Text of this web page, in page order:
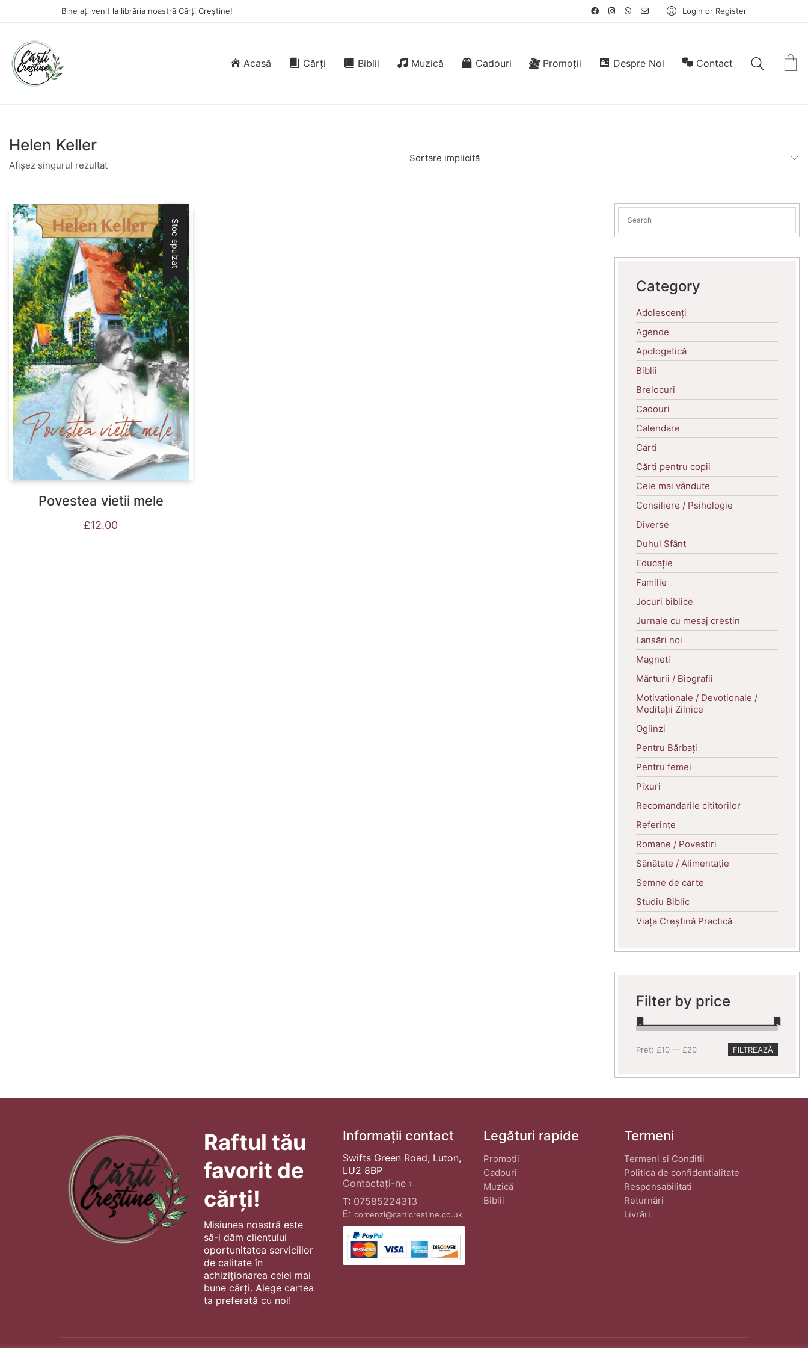
Bine ați venit la librăria noastră Cărți Creștine! Login or Register
Acasă Cărți Biblii Muzică Cadouri Promoții Despre Noi Contact
Helen Keller
Afișez singurul rezultat
Sortare implicită
Stoc epuizat
Povestea vietii mele
£12.00
Category
Adolescenți
Agende
Apologetică
Biblii
Brelocuri
Cadouri
Calendare
Carti
Cărți pentru copii
Cele mai vândute
Consiliere / Psihologie
Diverse
Duhul Sfânt
Educație
Familie
Jocuri biblice
Jurnale cu mesaj crestin
Lansări noi
Magneti
Mărturii / Biografii
Motivationale / Devotionale /
Meditații Zilnice
Oglinzi
Pentru Bărbați
Pentru femei
Pixuri
Recomandarile cititorilor
Referințe
Romane / Povestiri
Sănătate / Alimentație
Semne de carte
Studiu Biblic
Viața Creștină Practică
Filter by price
Preț
Preț
FILTREAZĂ
Preț: £10 — £20
Raftul tău
favorit de
cărți!
Misiunea noastră este
să-i dăm clientului
oportunitatea serviciilor
de calitate în
achiziționarea celei mai
bune cărți. Alege cartea
ta preferată cu noi!
Informații contact
Swifts Green Road, Luton,
LU2 8BP
Contactați-ne ›
T: 07585224313
E: comenzi@carticrestine.co.uk
Legături rapide
Promoții
Cadouri
Muzică
Biblii
Termeni
Termeni si Conditii
Politica de confidentialitate
Responsabilitati
Returnări
Livrări